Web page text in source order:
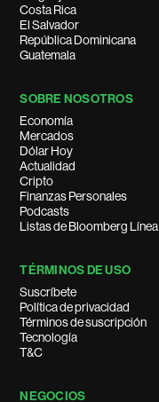
Costa Rica
El Salvador
República Dominicana
Guatemala
SOBRE NOSOTROS
Economía
Mercados
Dólar Hoy
Actualidad
Cripto
Finanzas Personales
Podcasts
Listas de Bloomberg Línea
TÉRMINOS DE USO
Suscríbete
Política de privacidad
Términos de suscripción
Tecnología
T&C
NEGOCIOS